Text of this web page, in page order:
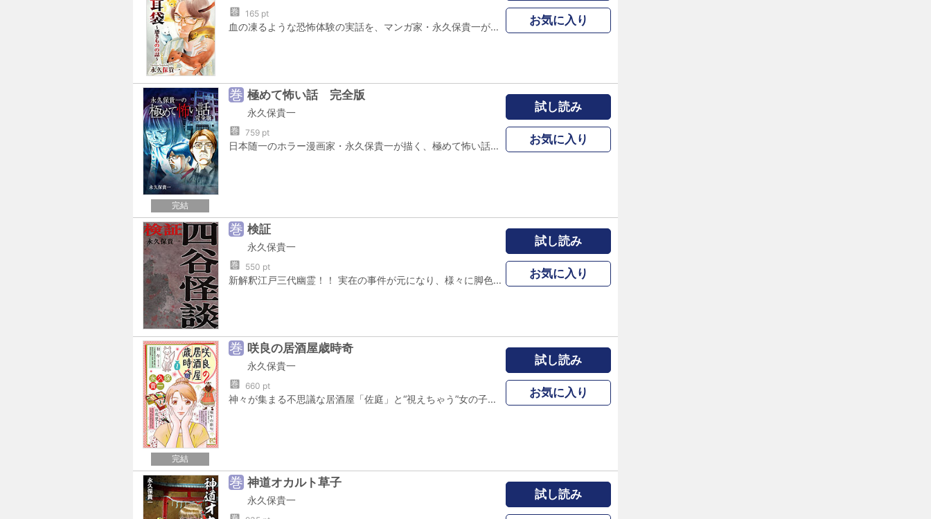
巻 165 pt
血の凍るような恐怖体験の実話を、マンガ家・永久保貴一が聞き集めて描いた作品集「恐怖耳袋」。今回は著者の歴史の中でも屈指の恐怖実話「憑きもの」の話。Ｍ美術大学の民俗学研究室のメンバーが、グループに別れて日本各地にある「憑きもの」、犬神やオサキを調べるのだが…？(41P)(この作品はウェブ・マガジン：ホラー シルキー増刊 戦戦恐恐 Vol.1に収録されています。重複購入にご注意ください。) お気に入り
完結
巻 極めて怖い話 完全版
永久保貴一
巻 759 pt
日本随一のホラー漫画家・永久保貴一が描く、極めて怖い話を厳選し、未収録話とあわせて電子書籍化！「幽霊団地」と呼ばれる岐阜県にある団地や「おいらん淵」への取材、稲川淳二さんとのエピソードなど恐怖体験を集めた短編集です。
試し読み
お気に入り
巻 検証
永久保貴一
巻 550 pt
新解釈江戸三代幽霊！！ 実在の事件が元になり、様々に脚色され、怪談噺として江戸時代に広まりまったお岩の「東海道四谷怪談」と累の「真景累ヶ淵」を著者自らの取材による歴史・民俗学的な検証。 怪談の裏側に隠された謎を追う！ 表題作「検証 四谷怪談」の他に「検証 累ヶ淵」を同時収録！！ 永久保貴一先生の描き下ろし「酒呪雑多」も収録！ ※本編収録話数は朝日新聞出版社HONKOWAコミックス『検証・四谷怪談』と構成が異なります。
試し読み
お気に入り
完結
巻 咲良の居酒屋歳時奇
永久保貴一
巻 660 pt
神々が集まる不思議な居酒屋「佐庭」と“視えちゃう”女の子「咲良」の美味しい物語開幕! 美味を好み日本酒を愛す筆者が贈る、伝統行事のウンチクと旬の味満載の神グルメコミック!
試し読み
お気に入り
巻 神道オカルト草子
永久保貴一 試し読み